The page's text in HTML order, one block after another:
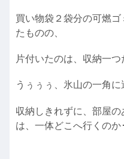
買い物袋２袋分の可燃
たものの、
片付いたのは、収納一つ
うぅぅぅ、氷山の一角
収納しきれずに、部屋
は、一体どこへ行くのか